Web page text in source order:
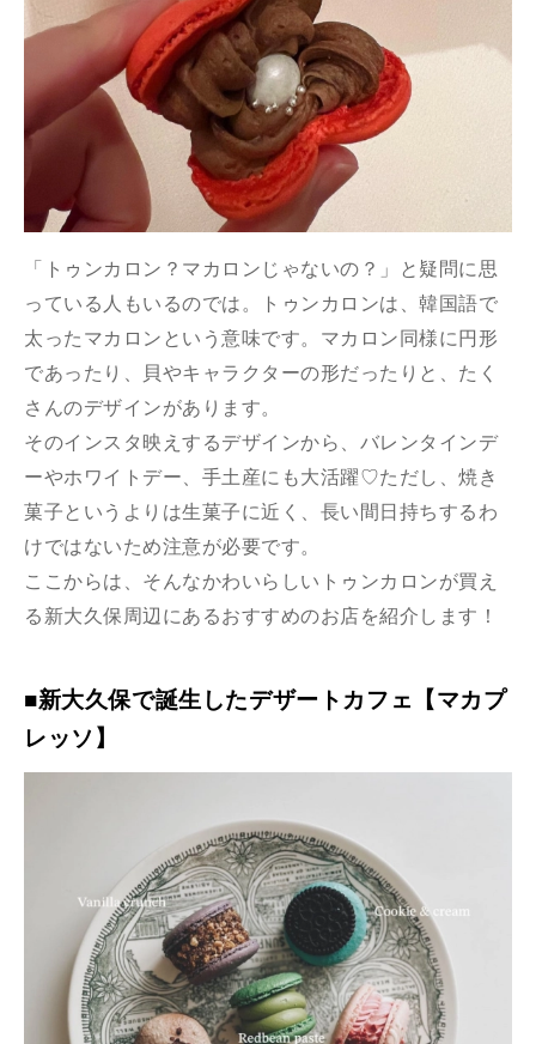
「トゥンカロン？マカロンじゃないの？」と疑問に思
っている人もいるのでは。トゥンカロンは、韓国語で
太ったマカロンという意味です。マカロン同様に円形
であったり、貝やキャラクターの形だったりと、たく
さんのデザインがあります。
そのインスタ映えするデザインから、バレンタインデ
ーやホワイトデー、手土産にも大活躍♡ただし、焼き
菓子というよりは生菓子に近く、長い間日持ちするわ
けではないため注意が必要です。
ここからは、そんなかわいらしいトゥンカロンが買え
る新大久保周辺にあるおすすめのお店を紹介します！
■新大久保で誕生したデザートカフェ【マカプ
レッソ】